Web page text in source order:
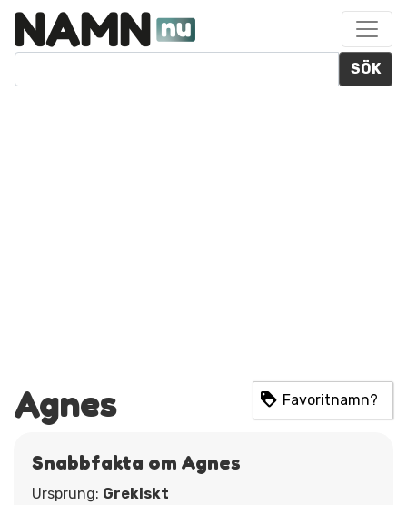
SÖK
Agnes Favoritnamn?
Snabbfakta om Agnes
Ursprung: Grekiskt